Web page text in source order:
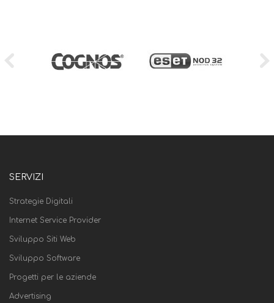
SERVIZI
Strategie Digitali
Internet Service Provider
Sviluppo Siti Web
Sviluppo Software
Progetti per le aziende
Advertising